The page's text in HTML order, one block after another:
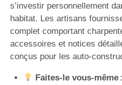
s’investir personnellement
habitat. Les artisans
complet comportant
accessoires et notices
conçus pour les auto-
Faites-le vous-même